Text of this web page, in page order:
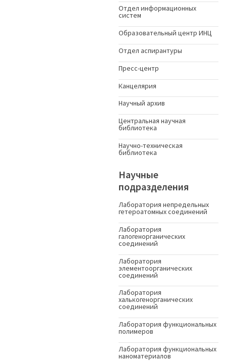
Отдел информационных
систем
Образовательный центр ИНЦ
Отдел аспирантуры
Пресс-центр
Канцелярия
Научный архив
Центральная научная
библиотека
Научно-техническая
библиотека
Научные
подразделения
Лаборатория непредельных
гетероатомных соединений
Лаборатория
галогенорганических
соединений
Лаборатория
элементоорганических
соединений
Лаборатория
халькогенорганических
соединений
Лаборатория функциональных
полимеров
Лаборатория функциональных
наноматериалов